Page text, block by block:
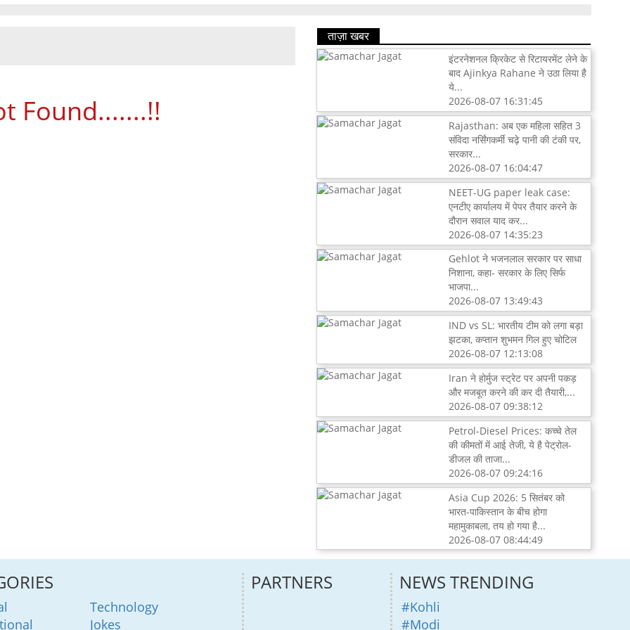
Found.......!!
ताज़ा खबर
इंटरनेशनल क्रिकेट से रिटायरमेंट लेने के
बाद Ajinkya Rahane ने उठा लिया है
ये...
2026-08-07 16:31:45
Rajasthan: अब एक महिला सहित 3
संविदा नर्सिंगकर्मी चढ़े पानी की टंकी पर,
सरकार...
2026-08-07 16:04:47
NEET-UG paper leak case:
एनटीए कार्यालय में पेपर तैयार करने के
दौरान सवाल याद कर...
2026-08-07 14:35:23
Gehlot ने भजनलाल सरकार पर साधा
निशाना, कहा- सरकार के लिए सिर्फ
भाजपा...
2026-08-07 13:49:43
IND vs SL: भारतीय टीम को लगा बड़ा
झटका, कप्तान शुभमन गिल हुए चोटिल
2026-08-07 12:13:08
Iran ने होर्मुज स्ट्रेट पर अपनी पकड़
और मजबूत करने की कर दी तैयारी,...
2026-08-07 09:38:12
Petrol-Diesel Prices: कच्चे तेल
की कीमतों में आई तेजी, ये है पेट्रोल-
डीजल की ताजा...
2026-08-07 09:24:16
Asia Cup 2026: 5 सितंबर को
भारत-पाकिस्तान के बीच होगा
महामुकाबला, तय हो गया है...
2026-08-07 08:44:49
Technology
Jokes
PARTNERS NEWS TRENDING
#Kohli
#Modi